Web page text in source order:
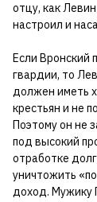
отцу, как
настроил и
Если Вронский
гвардии, то
должен иметь
крестьян и не
Поэтому он не
под высокий
отработке
уничтожить
доход. Мужику